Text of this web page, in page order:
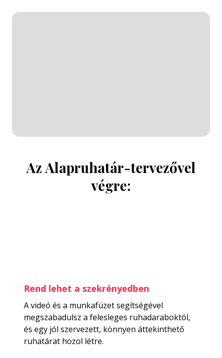
Az Alapruhatár-tervezővel
végre:
Rend lehet a szekrényedben
A videó és a munkafüzet segítségével
megszabadulsz a felesleges ruhadaraboktól,
és egy jól szervezett, könnyen áttekinthető
ruhatárat hozol létre.